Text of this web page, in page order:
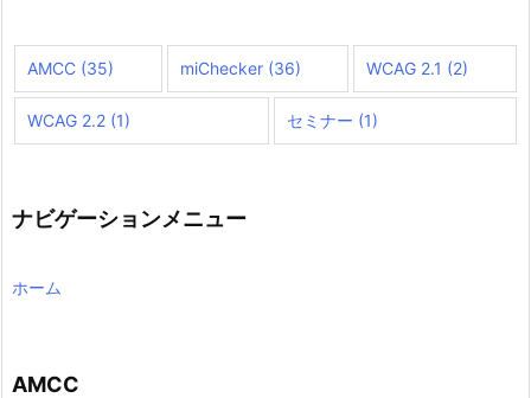
AMCC (35) miChecker(36) WCAG 2.1 (2)
WCAG 2.2 (1) セミナー (1)
ナビゲーションメニュー
ホーム
AMCC